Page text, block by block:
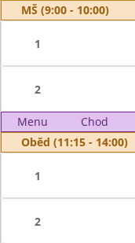
MŠ (9:00 - 10:00)
1
2
Menu Chod
Oběd (11:15 - 14:00)
1
2